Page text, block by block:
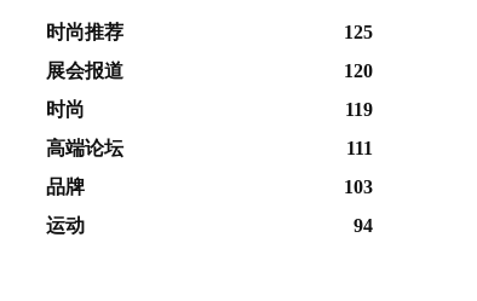
时尚推荐
125
展会报道
120
时尚
119
高端论坛
111
品牌
103
运动
94